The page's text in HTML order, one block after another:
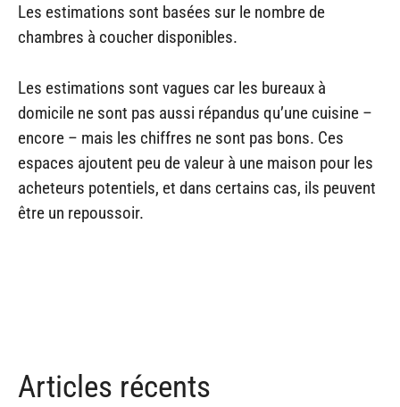
Les estimations sont basées sur le nombre de
chambres à coucher disponibles.
Les estimations sont vagues car les bureaux à
domicile ne sont pas aussi répandus qu’une cuisine –
encore – mais les chiffres ne sont pas bons. Ces
espaces ajoutent peu de valeur à une maison pour les
acheteurs potentiels, et dans certains cas, ils peuvent
être un repoussoir.
Articles récents